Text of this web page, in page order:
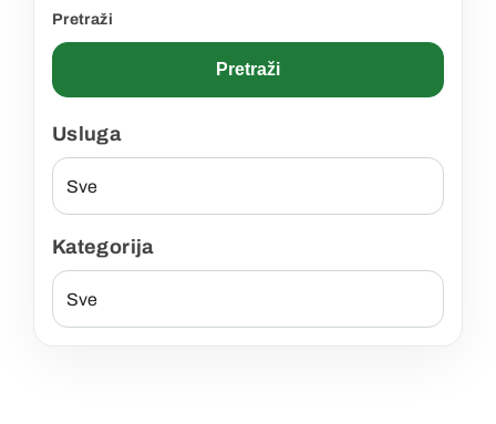
Pretraži
Pretraži
Usluga
Kategorija